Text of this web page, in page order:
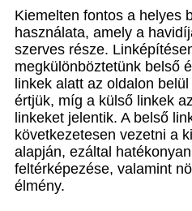
Kiemelten fontos a helyes
használata, amely a
szerves része.
megkülönböztetünk belső
linkek alatt az oldalon
értjük, míg a külső linkek
linkeket jelentik. A belső
következetesen vezetni a
alapján, ezáltal
feltérképezése, valamint
élmény.